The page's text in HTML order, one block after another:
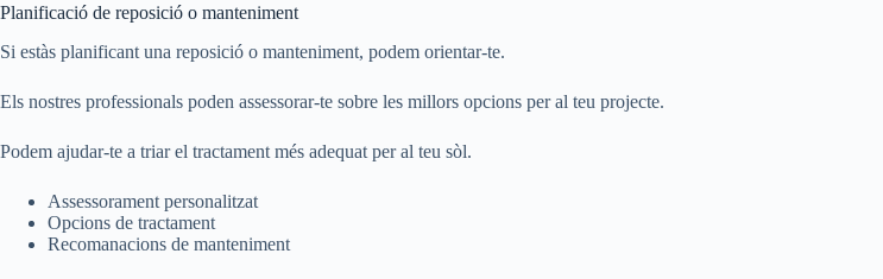
Planificació de reposició o manteniment
Si estàs planificant una reposició o manteniment, podem orientar-te.
Els nostres professionals poden assessorar-te sobre les millors opcions per al teu projecte.
Podem ajudar-te a triar el tractament més adequat per al teu sòl.
Assessorament personalitzat
Opcions de tractament
Recomanacions de manteniment